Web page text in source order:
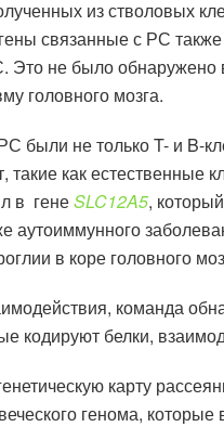
из стволовых
гены связанные с РС
не было обнаружено
головного мозга.
были не только T- и B-
как естественные
в генеSLC12A5,
аутоиммунного
в коре головного
команда
кодируют белки,
карту
генома, которые